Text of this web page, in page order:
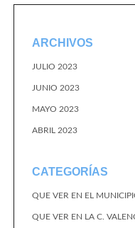
ARCHIVOS
JULIO 2023
JUNIO 2023
MAYO 2023
ABRIL 2023
CATEGORÍAS
QUE VER EN EL
QUE VER EN LA C.